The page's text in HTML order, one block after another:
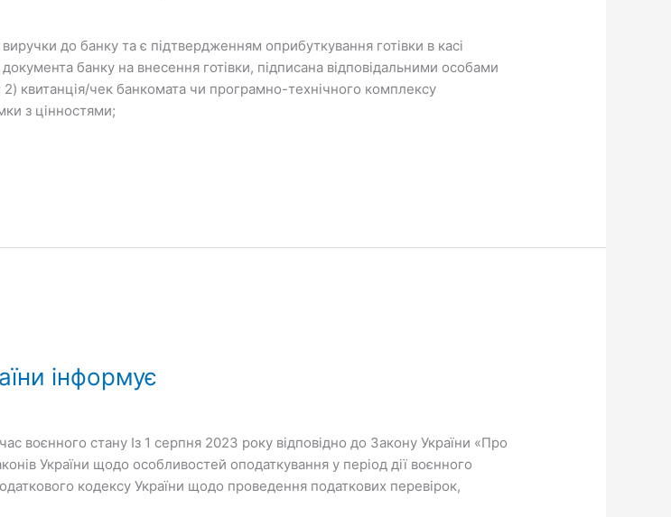
до банку та є підтвердженням оприбуткування готівки в касі
банку на внесення готівки, підписана відповідальними особами
квитанція/чек банкомата чи програмно-технічного комплексу
з цінностями;
інформує
воєнного стану Із 1 серпня 2023 року відповідно до Закону України «Про
України щодо особливостей оподаткування у період дії воєнного
кодексу України щодо проведення податкових перевірок,